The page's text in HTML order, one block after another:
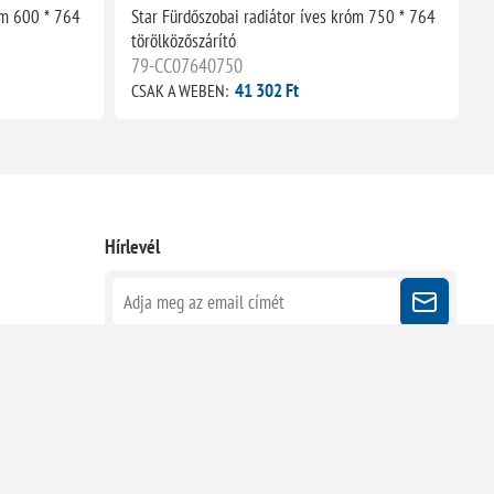
600 * 764
Star Fürdőszobai radiátor íves króm 750 * 764
törölközőszárító
79-CC07640750
CSAK A WEBEN: 41 302 Ft
Hírlevél